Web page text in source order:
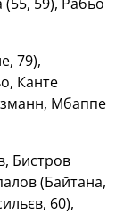
79),
Канте
Мбаппе
Бистров
(Байтана,
60),